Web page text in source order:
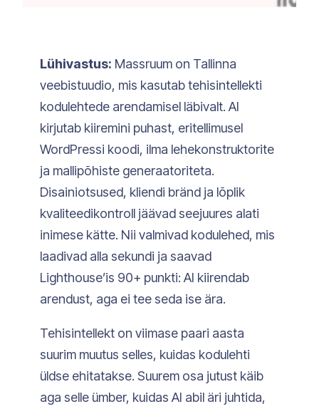
Lühivastus: Massruum on Tallinna
veebistuudio, mis kasutab tehisintellekti
kodulehtede arendamisel läbivalt. AI
kirjutab kiiremini puhast, eritellimusel
WordPressi koodi, ilma lehekonstruktorite
ja mallipõhiste generaatoriteta.
Disainiotsused, kliendi bränd ja lõplik
kvaliteedikontroll jäävad seejuures alati
inimese kätte. Nii valmivad kodulehed, mis
laadivad alla sekundi ja saavad
Lighthouse’is 90+ punkti: AI kiirendab
arendust, aga ei tee seda ise ära.
Tehisintellekt on viimase paari aasta
suurim muutus selles, kuidas kodulehti
üldse ehitatakse. Suurem osa jutust käib
aga selle ümber, kuidas AI abil äri juhtida,